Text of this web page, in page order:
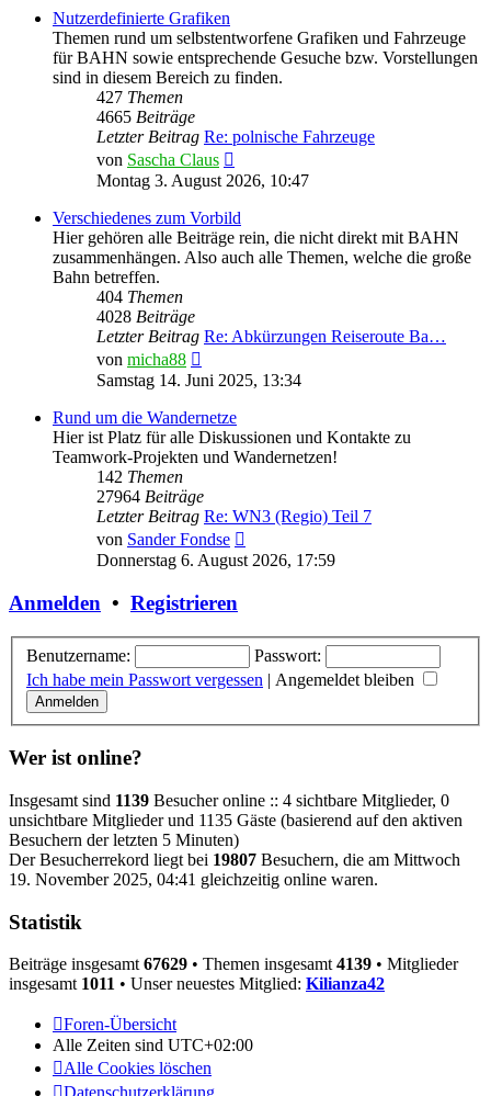
Nutzerdefinierte Grafiken
Themen rund um selbstentworfene Grafiken und Fahrzeuge
für BAHN sowie entsprechende Gesuche bzw. Vorstellungen
sind in diesem Bereich zu finden.
427 Themen
4665 Beiträge
Letzter Beitrag Re: polnische Fahrzeuge
von Sascha Claus
Beitrag
Montag 3. August 2026, 10:47
Verschiedenes zum Vorbild
Hier gehören alle Beiträge rein, die nicht direkt mit BAHN
zusammenhängen. Also auch alle Themen, welche die große
Bahn betreffen.
404 Themen
4028 Beiträge
Letzter Beitrag Re: Abkürzungen Reiseroute Ba…
von micha88
Beitrag
Samstag 14. Juni 2025, 13:34
Rund um die Wandernetze
Hier ist Platz für alle Diskussionen und Kontakte zu
Teamwork-Projekten und Wandernetzen!
142 Themen
27964 Beiträge
Letzter Beitrag Re: WN3 (Regio) Teil 7
von Sander Fondse
Beitrag
Donnerstag 6. August 2026, 17:59
Anmelden • Registrieren
Benutzername:
Passwort:
Ich habe mein Passwort vergessen | Angemeldet bleiben
Wer ist online?
Insgesamt sind 1139 Besucher online :: 4 sichtbare Mitglieder, 0
unsichtbare Mitglieder und 1135 Gäste (basierend auf den aktiven
Besuchern der letzten 5 Minuten)
Der Besucherrekord liegt bei 19807 Besuchern, die am Mittwoch
19. November 2025, 04:41 gleichzeitig online waren.
Statistik
Beiträge insgesamt 67629 • Themen insgesamt 4139 • Mitglieder
insgesamt 1011 • Unser neuestes Mitglied: Kilianza42
Foren-Übersicht
Alle Zeiten sind UTC+02:00
Alle Cookies löschen